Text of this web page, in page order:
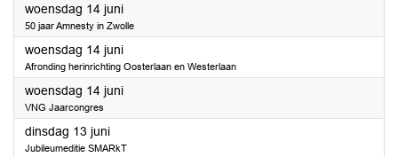
woensdag 14 juni2023
50 jaar Amnesty in Zwolle
woensdag 14 juni2023
Afronding herinrichting Oosterlaan en Westerlaan
woensdag 14 juni2023
VNG Jaarcongres
dinsdag 13 juni2023
Jubileumeditie SMARkT